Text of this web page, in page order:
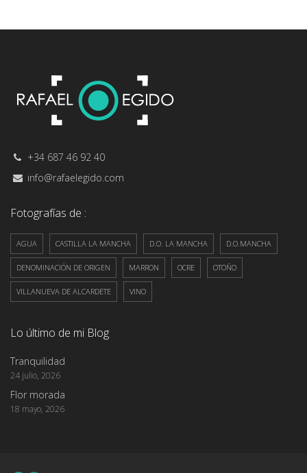
+34 687 46 92 40
info@rafaelegido.com
Fotografías de :
AGUA CASTILLA LA MANCHA D.O. LA MANCHA D.O.MANCHA
DENOMINACIÓN DE ORIGEN MARRON OCRE OTOÑO
VILLANUEVA DE ALCARDETE VINO
Lo último de mi Blog
Tranquilidad
24 julio, 2026
Flor morada
18 mayo, 2026